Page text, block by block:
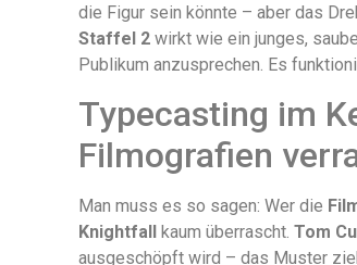
die Figur sein könnte – aber das
Staffel 2 wirkt wie ein junges,
Publikum anzusprechen. Es
Typecasting im
Filmografien
Man muss es so sagen: Wer die
Knightfall kaum überrascht. Tom
ausgeschöpft wird – das Muster